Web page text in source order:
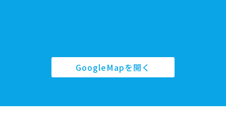
GoogleMapを開く